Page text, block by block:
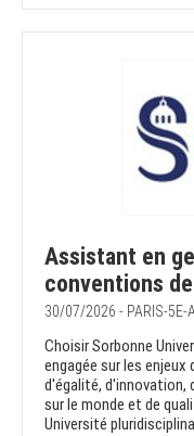
Assistant en
conventions
30/07/2026 - PARIS-5E-
Choisir Sorbonne
engagée sur les enjeux
d'égalité, d'innovation,
sur le monde et de
Université